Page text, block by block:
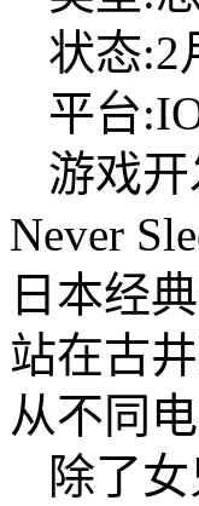
状态:2
平台
游戏开
Never
日本经
站在古
从不同
除了